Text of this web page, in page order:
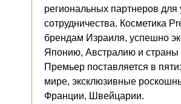
региональных партнеров
сотрудничества. Косметика
брендам Израиля, успешно
Японию, Австралию и
Премьер поставляется в
мире, эксклюзивные
Франции, Швейцарии.